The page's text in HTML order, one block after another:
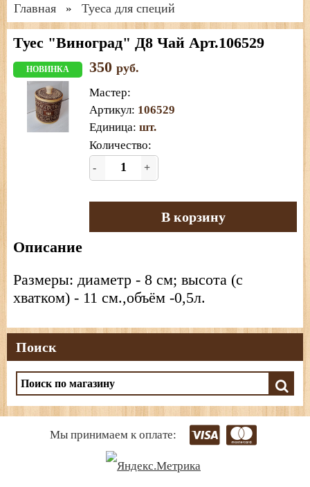
Главная » Туеса для специй
Туес "Виноград" Д8 Чай Арт.106529
НОВИНКА 350 руб.
Мастер:
Артикул: 106529
Единица: шт.
Количество:
- +
В корзину
Описание
Размеры: диаметр - 8 см; высота (с
хватком) - 11 см.,объём -0,5л.
Поиск
Мы принимаем к оплате: